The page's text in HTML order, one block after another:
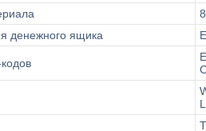
денежного ящика